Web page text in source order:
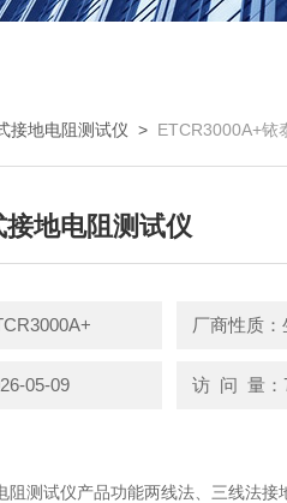
接地电阻测试仪 > ETCR3000A+铱
地电阻测试仪
厂商性质：
05-09 访 问 量：
阻测试仪产品功能两线法、三线法接